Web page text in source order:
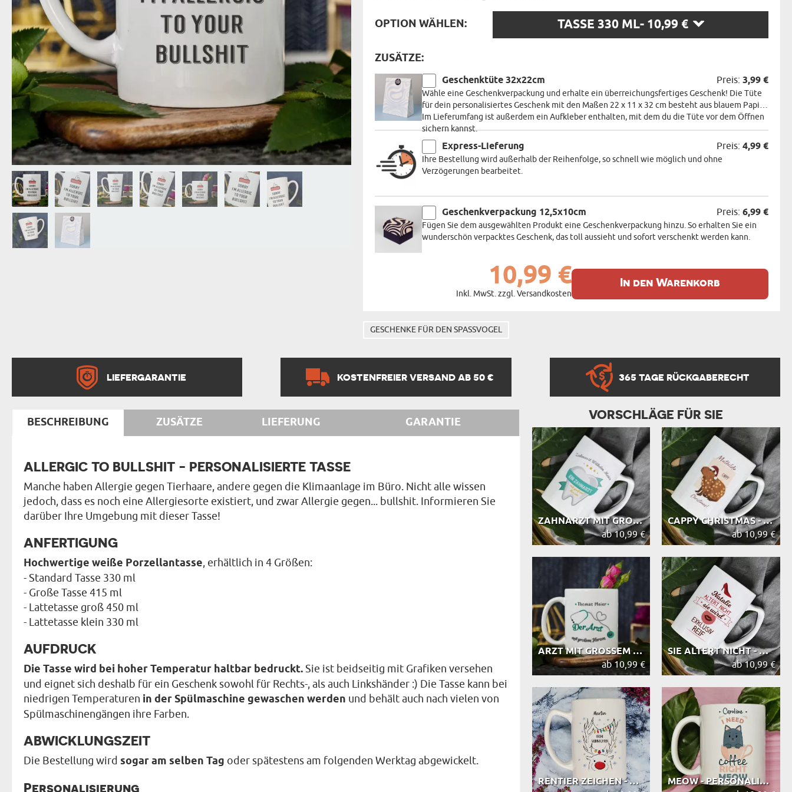
GESCHENKE FÜR SCHWIEGERELTERNART DES GESCHENKS OPTION WÄHLEN: TASSE 330 ML- 10,99 €
ZUSÄTZE:
Geschenktüte 32x22cm Preis: 3,99 €
Wähle eine Geschenkverpackung und erhalte ein überreichungsfertiges Geschenk! Die Tüte
für dein personalisiertes Geschenk mit den Maßen 22 x 11 x 32 cm besteht aus blauem Papier.
Im Lieferumfang ist außerdem ein Aufkleber enthalten, mit dem du die Tüte vor dem Öffnen
sichern kannst.
Express-Lieferung Preis: 4,99 €
Ihre Bestellung wird außerhalb der Reihenfolge, so schnell wie möglich und ohne
Verzögerungen bearbeitet.
Geschenkverpackung 12,5x10cm Preis: 6,99 €
Fügen Sie dem ausgewählten Produkt eine Geschenkverpackung hinzu. So erhalten Sie ein
wunderschön verpacktes Geschenk, das toll aussieht und sofort verschenkt werden kann.
10,99 €
Inkl. MwSt. zzgl. Versandkosten
In den Warenkorb
GESCHENKE FÜR DEN SPASSVOGEL
LIEFERGARANTIE KOSTENFREIER VERSAND AB 50 € 365 TAGE RÜCKGABERECHT
BESCHREIBUNG ZUSÄTZE LIEFERUNG GARANTIE
ALLERGIC TO BULLSHIT - PERSONALISIERTE TASSE
Manche haben Allergie gegen Tierhaare, andere gegen die Klimaanlage im Büro. Nicht alle wissen
jedoch, dass es noch eine Allergiesorte existiert, und zwar Allergie gegen... bullshit. Informieren Sie
darüber Ihre Umgebung mit dieser Tasse!
ANFERTIGUNG
Hochwertige weiße Porzellantasse, erhältlich in 4 Größen:
- Standard Tasse 330 ml
- Große Tasse 415 ml
- Lattetasse groß 450 ml
- Lattetasse klein 330 ml
AUFDRUCK
Die Tasse wird bei hoher Temperatur haltbar bedruckt.Sie ist beidseitig mit Grafiken versehen
und eignet sich deshalb für ein Geschenk sowohl für Rechts-, als auch Linkshänder :) Die Tasse kann bei
niedrigen Temperaturen in der Spülmaschine gewaschen werden und behält auch nach vielen von
Spülmaschinengängen ihre Farben.
ABWICKLUNGSZEIT
Die Bestellung wird sogar am selben Tag oder spätestens am folgenden Werktag abgewickelt.
Personalisierung
VORSCHLÄGE FÜR SIE
ZAHNARZT MIT GROSSEM HERZEN - PERSON...
ab 10,99 €
CAPPY CHRISTMAS - PERSONALISIERTE T...
ab 10,99 €
ARZT MIT GROSSEM HERZEN - PERSONALIS...
ab 10,99 €
SIE ALTERT NICHT - PERSONALISIERTE ...
ab 10,99 €
RENTIER ZEICHEN - PERSONALISIERTE T... MEOW - PERSONALISIERTE TASSE